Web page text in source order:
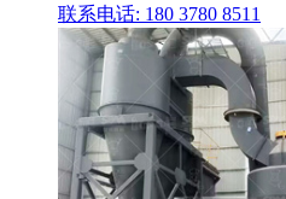
联系电话: 180 3780 8511